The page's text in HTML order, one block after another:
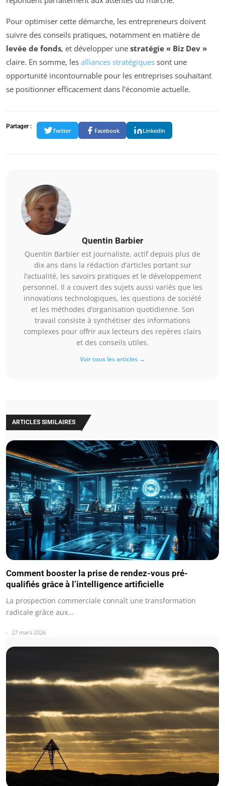
Pour optimiser cette démarche, les entrepreneurs doivent
suivre des conseils pratiques, notamment en matière de
levée de fonds, et développer une stratégie « Biz Dev »
claire. En somme, les alliances stratégiques sont une
opportunité incontournable pour les entreprises souhaitant
se positionner efficacement dans l’économie actuelle.
Partager :
Twitter Facebook LinkedIn
Quentin Barbier
Quentin Barbier est journaliste, actif depuis plus de
dix ans dans la rédaction d’articles portant sur
l’actualité, les savoirs pratiques et le développement
personnel. Il a couvert des sujets aussi variés que les
innovations technologiques, les questions de société
et les méthodes d’organisation quotidienne. Son
travail consiste à synthétiser des informations
complexes pour offrir aux lecteurs des repères clairs
et des conseils utiles.
Voir tous les articles →
ARTICLES SIMILAIRES
Comment booster la prise de rendez-vous pré-
qualifiés grâce à l’intelligence artificielle
La prospection commerciale connaît une transformation
radicale grâce aux…
27 mars 2026